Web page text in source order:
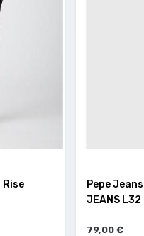
Rise
Pepe Jeans
JEANS L32
79,00 €